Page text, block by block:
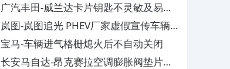
广汽丰田-威兰达卡片钥匙不灵敏及易消
磁
岚图-岚图追光 PHEV厂家虚假宣传车辆配
置与功能
宝马-车辆进气格栅熄火后不自动关闭
长安马自达-昂克赛拉空调膨胀阀垫片生